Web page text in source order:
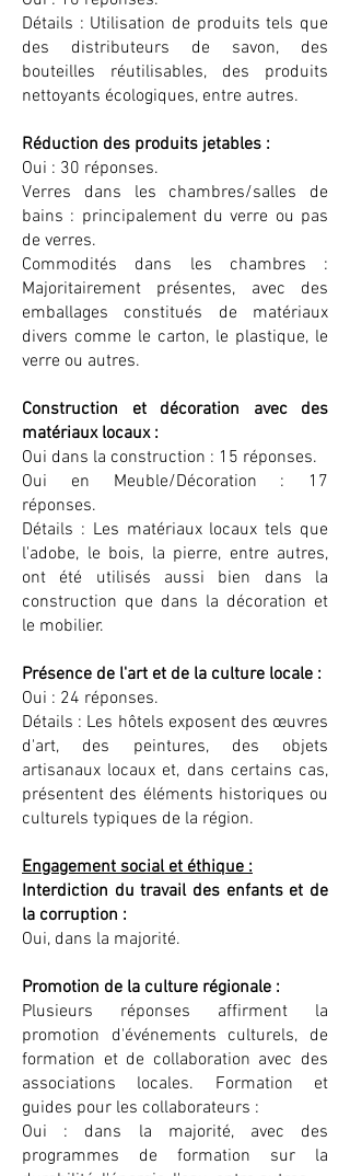
Détails : Utilisation de produits tels que
des distributeurs de savon, des
bouteilles réutilisables, des produits
nettoyants écologiques, entre autres.
Réduction des produits jetables :
Oui : 30 réponses.
Verres dans les chambres/salles de
bains : principalement du verre ou pas
de verres.
Commodités dans les chambres :
Majoritairement présentes, avec des
emballages constitués de matériaux
divers comme le carton, le plastique, le
verre ou autres.
Construction et décoration avec des
matériaux locaux :
Oui dans la construction : 15 réponses.
Oui en Meuble/Décoration : 17
réponses.
Détails : Les matériaux locaux tels que
l'adobe, le bois, la pierre, entre autres,
ont été utilisés aussi bien dans la
construction que dans la décoration et
le mobilier.
Présence de l'art et de la culture locale :
Oui : 24 réponses.
Détails : Les hôtels exposent des œuvres
d'art, des peintures, des objets
artisanaux locaux et, dans certains cas,
présentent des éléments historiques ou
culturels typiques de la région.
Engagement social et éthique :
Interdiction du travail des enfants et de
la corruption :
Oui, dans la majorité.
Promotion de la culture régionale :
Plusieurs réponses affirment la
promotion d'événements culturels, de
formation et de collaboration avec des
associations locales. Formation et
guides pour les collaborateurs :
Oui : dans la majorité, avec des
programmes de formation sur la